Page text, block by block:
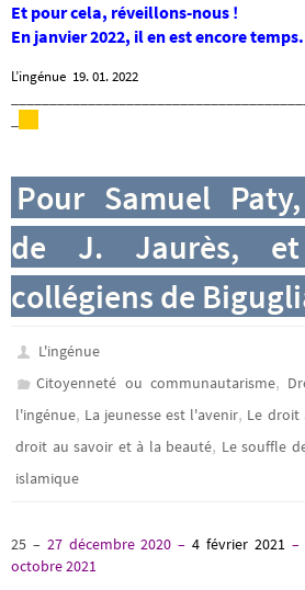
Et pour cela, réveillons-nous !
En janvier 2022, il en est encore temps.
L’ingénue 19. 01. 2022
Pour Samuel
de J. Jaurès,
collégiens de
L'ingénue
Citoyenneté ou communautarisme,
l'ingénue, La jeunesse est l'avenir, Le droit
droit au savoir et à la beauté, Le souffle
islamique
25 – 27 décembre 2020 – 4 février 2021 –
octobre 2021